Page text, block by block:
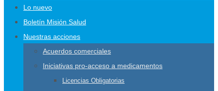
Lo nuevo
Boletín Misión Salud
Nuestras acciones
Acuerdos comerciales
Iniciativas pro-acceso a medicamentos
Licencias Obligatorias